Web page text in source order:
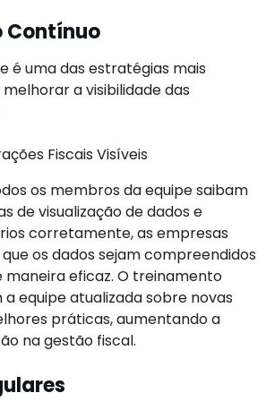
Contínuo
é uma das estratégias mais
a visibilidade das
os membros da equipe saibam
de visualização de dados e
corretamente, as empresas
os dados sejam compreendidos
maneira eficaz. O treinamento
equipe atualizada sobre novas
práticas, aumentando a
na gestão fiscal.